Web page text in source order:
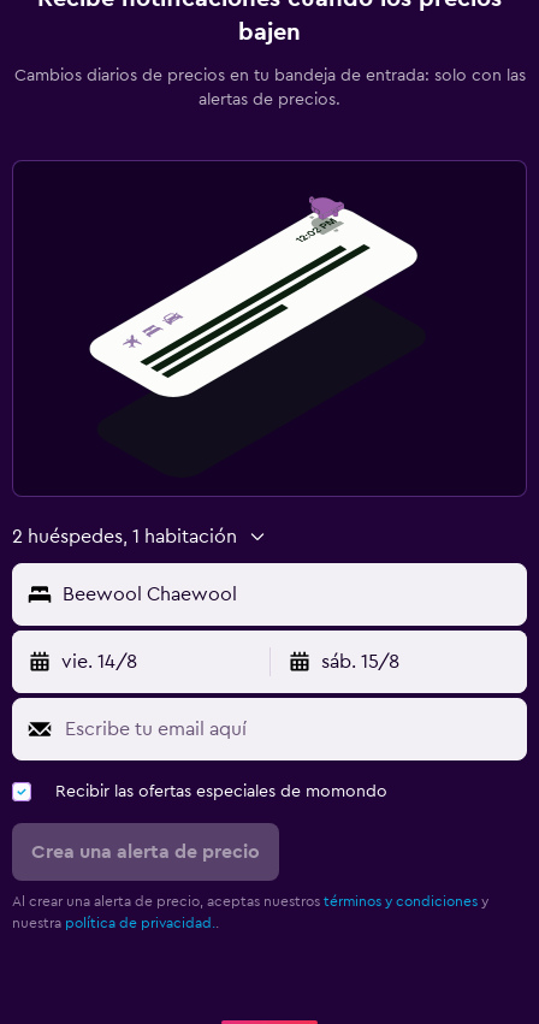
bajen
Cambios diarios de precios en tu bandeja de entrada: solo con las
alertas de precios.
2 huéspedes, 1 habitación
Beewool Chaewool
vie. 14/8 sáb. 15/8
Recibir las ofertas especiales de momondo
Crea una alerta de precio
Al crear una alerta de precio, aceptas nuestros términos y condiciones y
nuestra política de privacidad.